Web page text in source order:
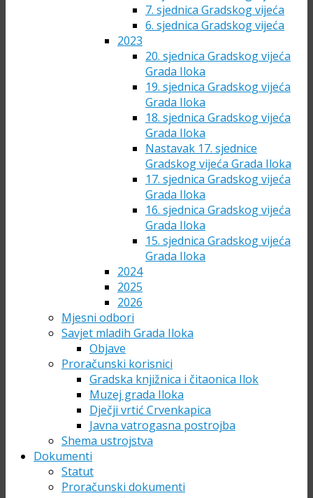
7. sjednica Gradskog vijeća
6. sjednica Gradskog vijeća
2023
20. sjednica Gradskog vijeća
Grada Iloka
19. sjednica Gradskog vijeća
Grada Iloka
18. sjednica Gradskog vijeća
Grada Iloka
Nastavak 17. sjednice
Gradskog vijeća Grada Iloka
17. sjednica Gradskog vijeća
Grada Iloka
16. sjednica Gradskog vijeća
Grada Iloka
15. sjednica Gradskog vijeća
Grada Iloka
2024
2025
2026
Mjesni odbori
Savjet mladih Grada Iloka
Objave
Proračunski korisnici
Gradska knjižnica i čitaonica Ilok
Muzej grada Iloka
Dječji vrtić Crvenkapica
Javna vatrogasna postrojba
Shema ustrojstva
Dokumenti
Statut
Proračunski dokumenti